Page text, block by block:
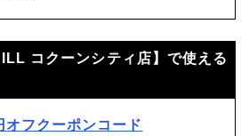
コクーンシティ店】で使える
フクーポンコード